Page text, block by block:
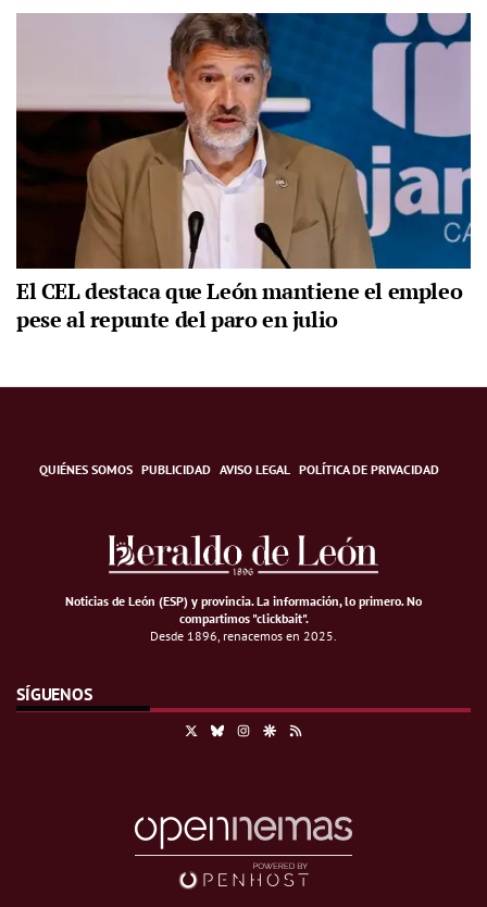
El CEL destaca que León mantiene el empleo
pese al repunte del paro en julio
QUIÉNES SOMOS PUBLICIDAD AVISO LEGAL POLÍTICA DE PRIVACIDAD
Noticias de León (ESP) y provincia. La información, lo primero.No
compartimos "clickbait".
Desde 1896, renacemos en 2025.
SÍGUENOS
BlueskyInstagramGoogle Discover